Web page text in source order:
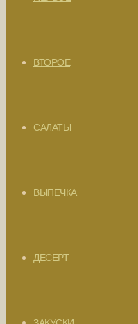
ВТОРОЕ
САЛАТЫ
ВЫПЕЧКА
ДЕСЕРТ